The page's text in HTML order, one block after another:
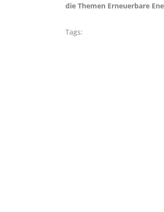
die Themen Erneuerbare
Tags: